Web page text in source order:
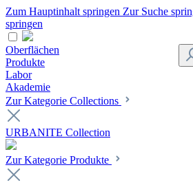
Zum Hauptinhalt springen Zur Suche
springen
Oberflächen
Produkte
Labor
Akademie
Zur Kategorie Collections
URBANITE Collection
Zur Kategorie Produkte